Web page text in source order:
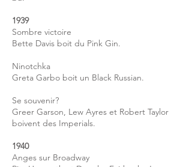
1939
Sombre victoire
Bette Davis boit du Pink Gin.
Ninotchka
Greta Garbo boit un Black Russian.
Se souvenir?
Greer Garson, Lew Ayres et Robert Taylor
boivent des Imperials.
1940
Anges sur Broadway